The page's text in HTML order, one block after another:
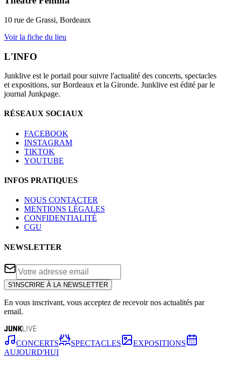
10 rue de Grassi, Bordeaux
Voir la fiche du lieu
L'INFO
Junklive est le portail pour suivre l'actualité des concerts, spectacles
et expositions, sur Bordeaux et la Gironde. Junklive est édité par le
journal Junkpage.
RÉSEAUX SOCIAUX
FACEBOOK
INSTAGRAM
TIKTOK
YOUTUBE
INFOS PRATIQUES
NOUS CONTACTER
MENTIONS LÉGALES
CONFIDENTIALITÉ
CGU
NEWSLETTER
S'INSCRIRE À LA NEWSLETTER
En vous inscrivant, vous acceptez de recevoir nos actualités par
email.
JUNKLIVE
CONCERTS SPECTACLES
EXPOSITIONS
AUJOURD'HUI